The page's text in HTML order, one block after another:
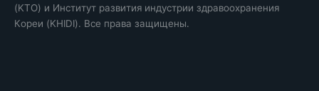
(KTO) и Институт развития индустрии здравоохранения
Кореи (KHIDI). Все права защищены.